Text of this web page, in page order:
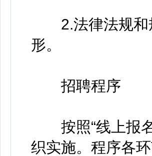
2.法律法规和
形。
招聘程序
按照“线上报
织实施。程序各